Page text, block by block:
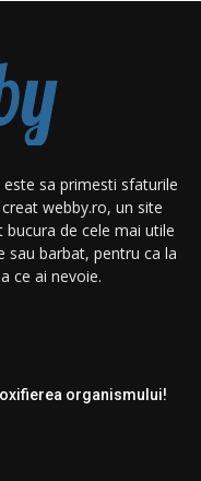
sa primesti sfaturile
webby.ro, un site
de cele mai utile
sau barbat, pentru ca la
ce ai nevoie.
organismului!